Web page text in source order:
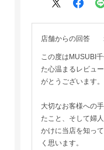
店舗からの回答
この度はMUSUBI
た心温まるレビュ
がとうございます。
大切なお客様への
たこと、そして婦
かけに当店を知っ
く思います。